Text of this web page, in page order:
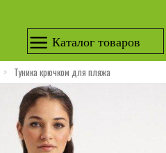
Каталог товаров
Туника крючком для пляжа